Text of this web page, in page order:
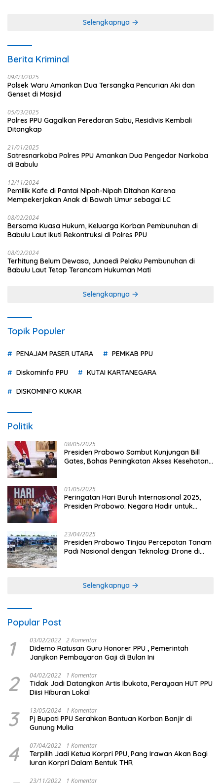
Selengkapnya
Berita Kriminal
09/03/2025
Polsek Waru Amankan Dua Tersangka Pencurian Aki dan
Genset di Masjid
05/03/2025
Polres PPU Gagalkan Peredaran Sabu, Residivis Kembali
Ditangkap
21/01/2025
Satresnarkoba Polres PPU Amankan Dua Pengedar Narkoba
di Babulu
12/11/2024
Pemilik Kafe di Pantai Nipah-Nipah Ditahan Karena
Mempekerjakan Anak di Bawah Umur sebagai LC
08/02/2024
Bersama Kuasa Hukum, Keluarga Korban Pembunuhan di
Babulu Laut Ikuti Rekontruksi di Polres PPU
08/02/2024
Terhitung Belum Dewasa, Junaedi Pelaku Pembunuhan di
Babulu Laut Tetap Terancam Hukuman Mati
Selengkapnya
Topik Populer
PENAJAM PASER UTARA PEMKAB PPU
Diskominfo PPU KUTAI KARTANEGARA
DISKOMINFO KUKAR
Politik
08/05/2025
Presiden Prabowo Sambut Kunjungan Bill
Gates, Bahas Peningkatan Akses Kesehatan
01/05/2025
Peringatan Hari Buruh Internasional 2025,
Presiden Prabowo: Negara Hadir untuk
23/04/2025
Presiden Prabowo Tinjau Percepatan Tanam
Padi Nasional dengan Teknologi Drone di
Selengkapnya
Popular Post
1 03/02/2022 2 Komentar
Didemo Ratusan Guru Honorer PPU , Pemerintah
Janjikan Pembayaran Gaji di Bulan Ini
2 04/02/2022 1 Komentar
Tidak Jadi Datangkan Artis Ibukota, Perayaan HUT PPU
Diisi Hiburan Lokal
3 13/05/2024 1 Komentar
Pj Bupati PPU Serahkan Bantuan Korban Banjir di
Gunung Mulia
4 07/04/2022 1 Komentar
Terpilih Jadi Ketua Korpri PPU, Pang Irawan Akan Bagi
Iuran Korpri Dalam Bentuk THR
23/11/2022 1 Komentar